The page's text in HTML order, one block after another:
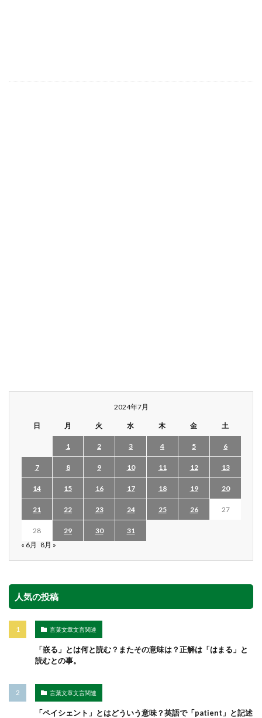
2024年7月
日 月 火 水 木 金 土
1 2 3 4 5 6
7 8 9 10 11 12 13
14 15 16 17 18 19 20
21 22 23 24 25 26 27
28 29 30
31
« 6月 8月 »
人気の投稿
言葉文章文言関連
「嵌る」とは何と読む？またその意味は？正解は「はまる」と
読むとの事。
言葉文章文言関連
「ペイシェント」とはどういう意味？英語で「patient」と記述